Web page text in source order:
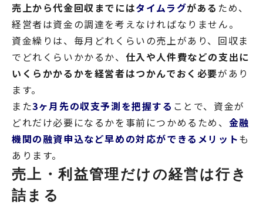
売上から代金回収までにはタイムラグがある ため、
経営者は資金の調達を考えなければなりません。
資金繰りは、毎月どれくらいの売上があり、回収ま
でどれくらいかかるか、 仕入や人件費などの支出に
いくらかかるかを経営者はつかんでおく必要があり
ます。
また3ヶ月先の収支予測を把握する ことで、資金が
どれだけ必要になるかを事前につかめるため、 金融
機関の融資申込など早めの対応ができるメリットも
あります。
売上・利益管理だけの経営は行き
詰まる